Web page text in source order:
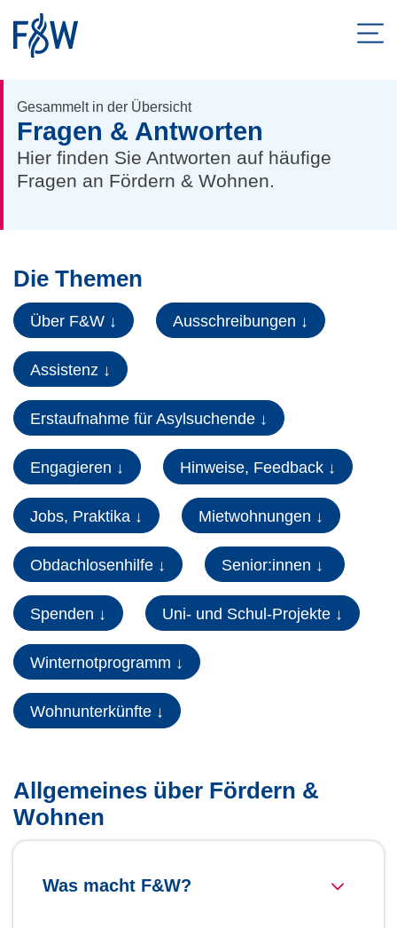
ZUM HAUPTINHALT SPRINGEN
ZUR SUCHE SPRINGEN
Gesammelt in der Übersicht
Fragen & Antworten
Hier finden Sie Antworten auf häufige
Fragen an Fördern & Wohnen.
Die Themen
Über F&W ↓ Ausschreibungen ↓
Assistenz ↓
Erstaufnahme für Asylsuchende ↓
Engagieren ↓ Hinweise, Feedback ↓
Jobs, Praktika ↓ Mietwohnungen ↓
Obdachlosenhilfe ↓ Senior:innen ↓
Spenden ↓ Uni- und Schul-Projekte ↓
Winternotprogramm ↓
Wohnunterkünfte ↓
Allgemeines über Fördern &
Wohnen
Was macht F&W?